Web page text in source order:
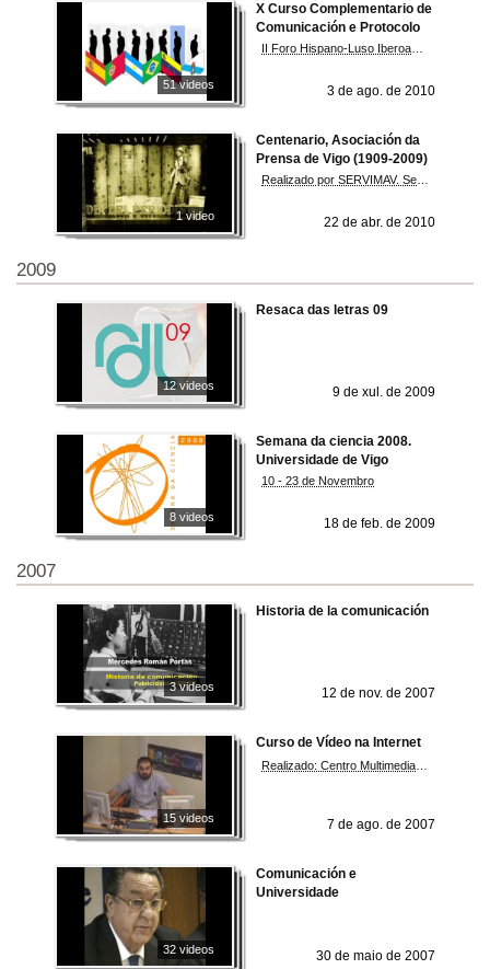
51 videos
X Curso Complementario de
Comunicación e Protocolo
3 de ago. de 2010
1 video
Centenario, Asociación da
Prensa de Vigo (1909-2009)
22 de abr. de 2010
2009
12 videos
Resaca das letras 09
9 de xul. de 2009
8 videos
Semana da ciencia 2008.
Universidade de Vigo
10 - 23 de Novembro
18 de feb. de 2009
2007
3 videos
Historia de la comunicación
12 de nov. de 2007
15 videos
Curso de Vídeo na Internet
7 de ago. de 2007
32 videos
Comunicación e
Universidade
30 de maio de 2007